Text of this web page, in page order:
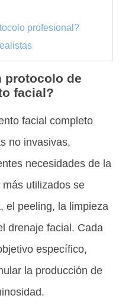
profesional?
protocolo de
facial?
facial completo
no invasivas,
necesidades de la
utilizados se
el peeling, la limpieza
drenaje facial. Cada
específico,
la producción de